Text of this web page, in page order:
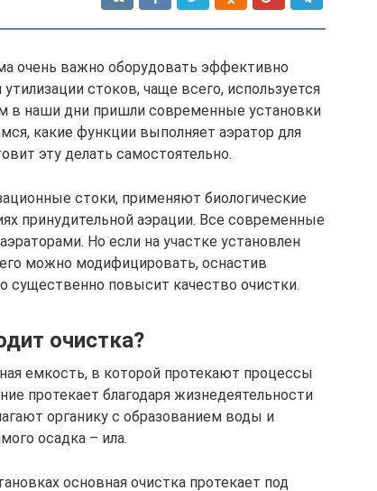
очень важно оборудовать эффективно
стоков, чаще всего, используется
в наши дни пришли современные установки
какие функции выполняет аэратор для
эту делать самостоятельно.
стоки, применяют биологические
принудительной аэрации. Все современные
Но если на участке установлен
можно модифицировать, оснастив
существенно повысит качество очистки.
очистка?
емкость, в которой протекают процессы
протекает благодаря жизнедеятельности
органику с образованием воды и
осадка – ила.
основная очистка протекает под